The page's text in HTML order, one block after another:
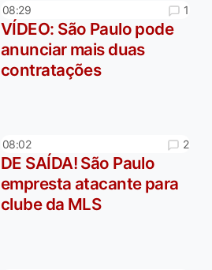
08:29 1
VÍDEO: São Paulo pode
anunciar mais duas
contratações
08:02 2
DE SAÍDA! São Paulo
empresta atacante para
clube da MLS